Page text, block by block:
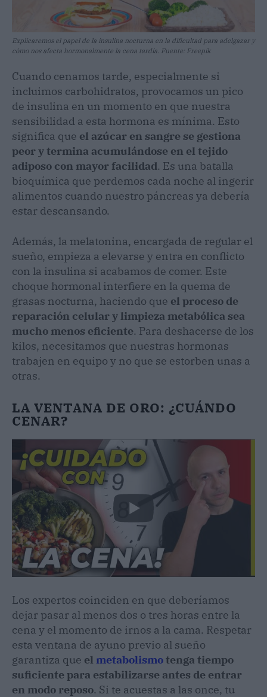
Explicaremos el papel de la insulina nocturna en la dificultad para adelgazar y
cómo nos afecta hormonalmente la cena tardía. Fuente: Freepik
Cuando cenamos tarde, especialmente si
incluimos carbohidratos, provocamos un pico
de insulina en un momento en que nuestra
sensibilidad a esta hormona es mínima. Esto
significa que el azúcar en sangre se gestiona
peor y termina acumulándose en el tejido
adiposo con mayor facilidad. Es una batalla
bioquímica que perdemos cada noche al ingerir
alimentos cuando nuestro páncreas ya debería
estar descansando.
Además, la melatonina, encargada de regular el
sueño, empieza a elevarse y entra en conflicto
con la insulina si acabamos de comer. Este
choque hormonal interfiere en la quema de
grasas nocturna, haciendo que el proceso de
reparación celular y limpieza metabólica sea
mucho menos eficiente. Para deshacerse de los
kilos, necesitamos que nuestras hormonas
trabajen en equipo y no que se estorben unas a
otras.
LA VENTANA DE ORO: ¿CUÁNDO
CENAR?
Los expertos coinciden en que deberíamos
dejar pasar al menos dos o tres horas entre la
cena y el momento de irnos a la cama. Respetar
esta ventana de ayuno previo al sueño
garantiza que el metabolismotenga tiempo
suficiente para estabilizarse antes de entrar
en modo reposo. Si te acuestas a las once, tu